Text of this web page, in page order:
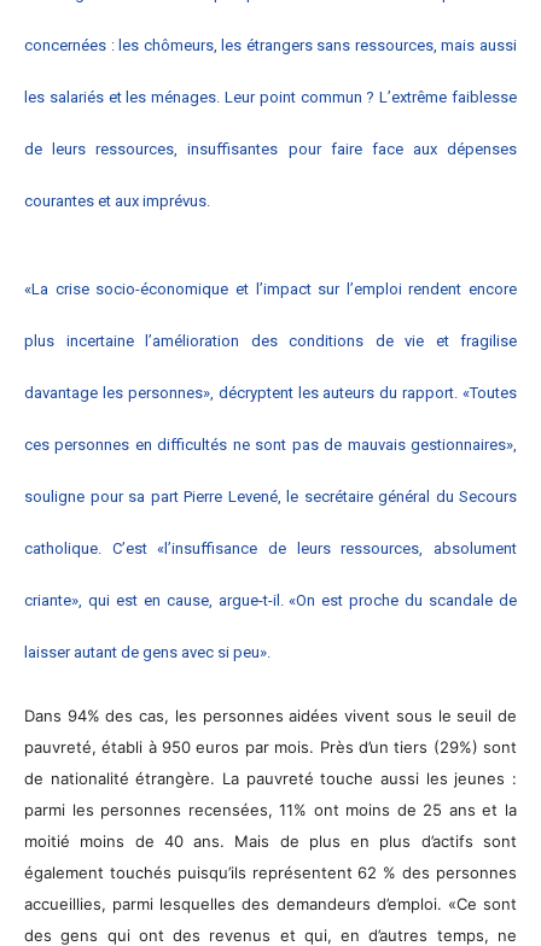
concernées : les chômeurs, les étrangers sans ressources, mais aussi
les salariés et les ménages. Leur point commun ? L’extrême faiblesse
de leurs ressources, insuffisantes pour faire face aux dépenses
courantes et aux imprévus.
«La crise socio-économique et l’impact sur l’emploi rendent encore
plus incertaine l’amélioration des conditions de vie et fragilise
davantage les personnes», décryptent les auteurs du rapport. «Toutes
ces personnes en difficultés ne sont pas de mauvais gestionnaires»,
souligne pour sa part Pierre Levené, le secrétaire général du Secours
catholique. C’est «l’insuffisance de leurs ressources, absolument
criante», qui est en cause, argue-t-il. «On est proche du scandale de
laisser autant de gens avec si peu».
Dans 94% des cas, les personnes aidées vivent sous le seuil de
pauvreté, établi à 950 euros par mois. Près d’un tiers (29%) sont
de nationalité étrangère. La pauvreté touche aussi les jeunes :
parmi les personnes recensées, 11% ont moins de 25 ans et la
moitié moins de 40 ans. Mais de plus en plus d’actifs sont
également touchés puisqu’ils représentent 62 % des personnes
accueillies, parmi lesquelles des demandeurs d’emploi. «Ce sont
des gens qui ont des revenus et qui, en d’autres temps, ne